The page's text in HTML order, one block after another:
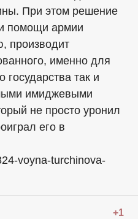
При этом решение
помощи армии
производит
именно для
государства так и
имиджевыми
не просто уронил
его в
voyna-turchinova-
+1